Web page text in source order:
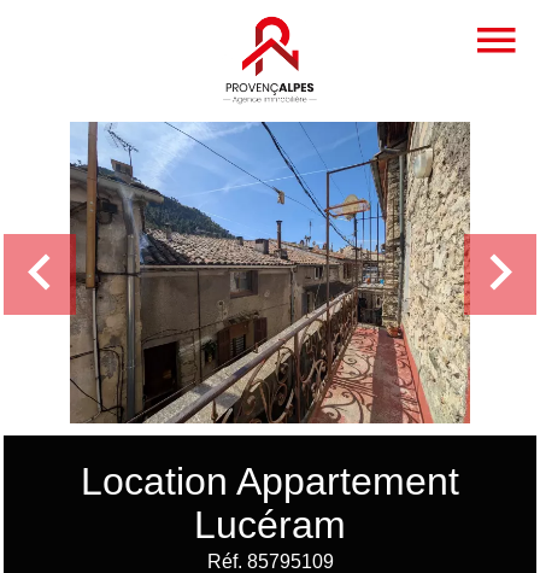
Location Appartement
Lucéram
Réf. 85795109